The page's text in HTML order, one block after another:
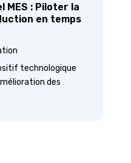
MES : Piloter la
en temps
technologique
des